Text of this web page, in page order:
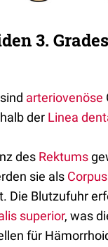
3. Grades
sind arteriovenöse
der Linea
des Rektums
sie als
Die Blutzufuhr
superior, was
für